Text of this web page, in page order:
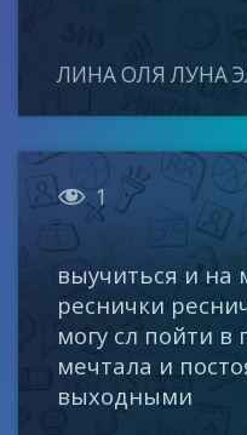
ЛИНА ОЛЯ ЛУНА
 1
выучиться и
реснички
могу сл пойти в
мечтала и
выходными